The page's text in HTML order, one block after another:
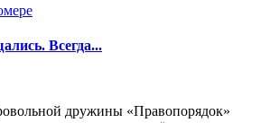
Всегда...
дружины «Правопорядок»